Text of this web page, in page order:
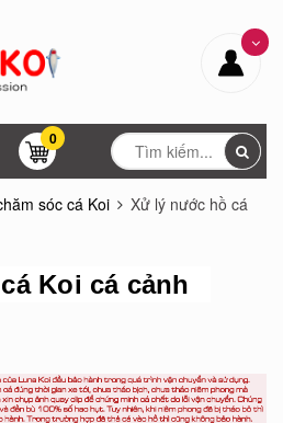
0
sóc cá Koi
Xử lý nước hồ cá
Koi cá cảnh